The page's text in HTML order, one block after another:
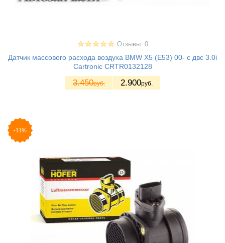
Отзывы: 0
Датчик массового расхода воздуха BMW X5 (E53) 00- с двс 3.0i
Cartronic CRTR0132128
3.450руб. 2.900руб.
-11%